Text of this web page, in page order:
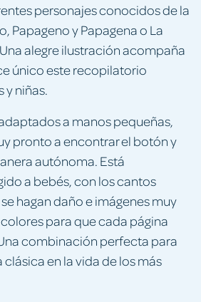
personajes conocidos de la
Papageno y Papagena o La
alegre ilustración acompaña
único este recopilatorio
y niñas.
a manos pequeñas,
pronto a encontrar el botón y
autónoma. Está
a bebés, con los cantos
hagan daño e imágenes muy
para que cada página
combinación perfecta para
en la vida de los más